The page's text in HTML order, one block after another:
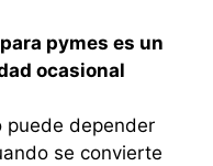
pymes es un
ocasional
puede depender
se convierte